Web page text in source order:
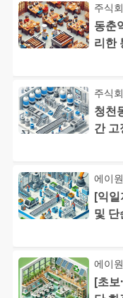
주식
동춘
리한
주식
청천
간 고
에이
[익
및
에이
[초보